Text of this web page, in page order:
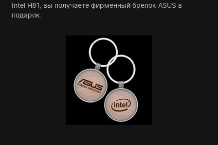
Intel H81, вы получаете фирменный брелок ASUS в
подарок.